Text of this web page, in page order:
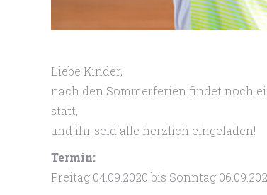
Liebe Kinder,
nach den Sommerferien findet noch
statt,
und ihr seid alle herzlich eingeladen!
Termin:
Freitag 04.09.2020 bis Sonntag